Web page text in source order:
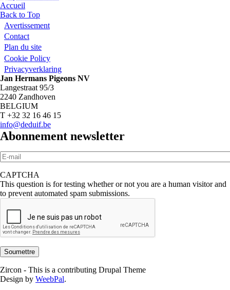
Vous êtes ici
Accueil
Back to Top
Avertissement
Contact
Plan du site
Cookie Policy
Privacyverklaring
Jan Hermans Pigeons NV
Langestraat 95/3
2240 Zandhoven
BELGIUM
T +32 32 16 46 15
info@deduif.be
Abonnement newsletter
E-mail
CAPTCHA
This question is for testing whether or not you are a human visitor and
to prevent automated spam submissions.
Zircon - This is a contributing Drupal Theme
Design by WeebPal.